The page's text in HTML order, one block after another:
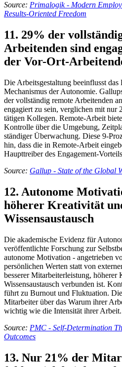
Source: Primalogik - Modern
Results-Oriented Freedom
11. 29% der
Arbeitenden sind
der Vor-Ort-
Die Arbeitsgestaltung beeinflusst das
Mechanismus der Autonomie.
der vollständig remote Arbeitenden
engagiert zu sein, verglichen mit nur
tätigen Kollegen. Remote-Arbeit
Kontrolle über die Umgebung,
ständiger Überwachung. Diese 9-
hin, dass die in Remote-Arbeit
Haupttreiber des Engagement-
Source: Gallup - State of the Global
12. Autonome
höherer Kreativität
Wissensaustausch
Die akademische Evidenz für
veröffentlichte Forschung zur
autonome Motivation - angetrieben
persönlichen Werten statt von
besserer Mitarbeiterleistung, höherer
Wissensaustausch verbunden ist.
führt zu Burnout und Fluktuation.
Mitarbeiter über das Warum ihrer
wichtig wie die Intensität ihrer Arbeit.
Source: PMC - Self-Determination
Outcomes
13. Nur 21% der